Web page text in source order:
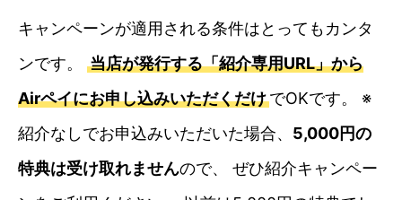
キャンペーンが適用される条件はとってもカンタ
ンです。
当店が発行する「紹介専用URL」から
Airペイにお申し込みいただくだけでOKです。 ※
紹介なしでお申込みいただいた場合、 5,000円の
特典は受け取れませんので、 ぜひ紹介キャンペー